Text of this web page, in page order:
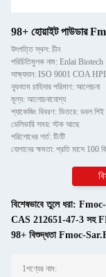
98+ হোয়াইট পাউডার
উৎপত্তি স্থল: চীন
পরিচিতিমুলক নাম: Enlai Biotech
সাক্ষ্যদান: ISO 9001 COA
ন্যূনতম চাহিদার পরিমাণ: আলোচনা
মূল্য: আলোচনাযোগ্য
প্যাকেজিং বিবরণ: ভিতরে: ডবল
ডেলিভারি সময়: স্টক আছে
পরিশোধের শর্ত: টি/টি
যোগানের ক্ষমতা: প্রতি মাসে 100
বিশেষভাবে তুলে ধরা: Fmoc-
CAS 212651-47-3 সহ
98+ বিশুদ্ধতা Fmoc-
1পণ্যের নাম: